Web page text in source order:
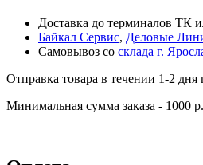
Доставка до терминалов ТК
Байкал Сервис, Деловые
Самовывоз со склада г.
Отправка товара в течении 1-2
Минимальная сумма заказа - 1000 р.